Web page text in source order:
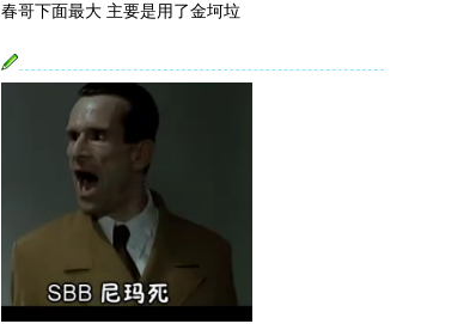
春哥下面最大 主要是用了金坷垃